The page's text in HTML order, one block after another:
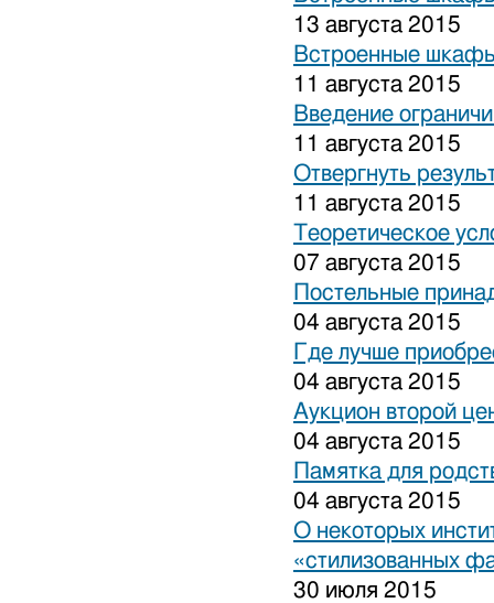
13 августа 2015
Встроенные
11 августа 2015
Введение
11 августа 2015
Отвергнуть
11 августа 2015
Теоретическое
07 августа 2015
Постельные
04 августа 2015
Где лучше
04 августа 2015
Аукцион второй
04 августа 2015
Памятка для
04 августа 2015
О некоторых
«стилизованных
30 июля 2015